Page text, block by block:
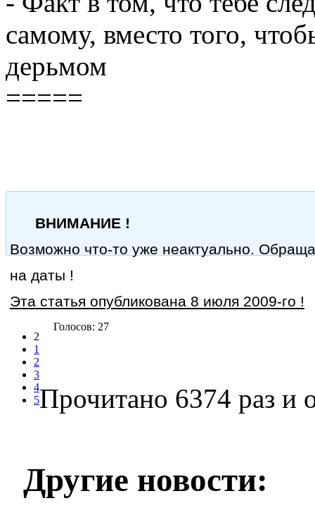
самому, вместо того,
дерьмом
=====
ВНИМАНИЕ !
Возможно что-то уже неактуально.
на даты !
Эта статья опубликована 8 июля 2009-го !
2
1
2
3
4
5
Голосов: 27
Прочитано 6374 раз и
Другие новости: